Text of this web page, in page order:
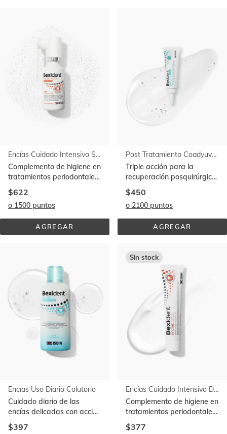
Encías Cuidado Intensivo Spray
Complemento de higiene en
tratamientos periodontales.
Con clorhexidina al 0,2%
$622
o 1500 puntos
AGREGAR
ENCÍAS
Post Tratamiento Coadyuvante Gel Tópico
Triple acción para la
recuperación posquirúrgica.
Clorhexidina 0,2%+chitosán
$450
o 2100 puntos
AGREGAR
POST
Encías Uso Diario Colutorio
Cuidado diario de las
encías delicadas con acción
prolongada. Con
CPC+Cymenol
$397
Encías Cuidado Intensivo Dentífrico en Gel
Complemento de higiene en
tratamientos periodontales.
Con clorhexidina al 0,12%
$377
Sin stock